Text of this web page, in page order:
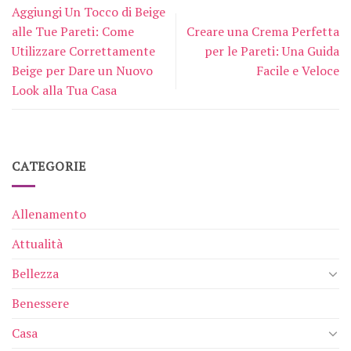
Aggiungi Un Tocco di Beige
alle Tue Pareti: Come
Utilizzare Correttamente
Beige per Dare un Nuovo
Look alla Tua Casa
Creare una Crema Perfetta
per le Pareti: Una Guida
Facile e Veloce
CATEGORIE
Allenamento
Attualità
Bellezza
Benessere
Casa